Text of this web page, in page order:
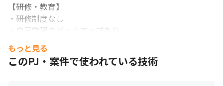
【研修・教育】
・研修制度なし
・自己学習のバックアップあり
イーラーニング受講/セミナー受講/書籍提供/資格取得
補助　※自由選択
・社内技術勉強会あり
もっと見る
このPJ・案件で使われている技術